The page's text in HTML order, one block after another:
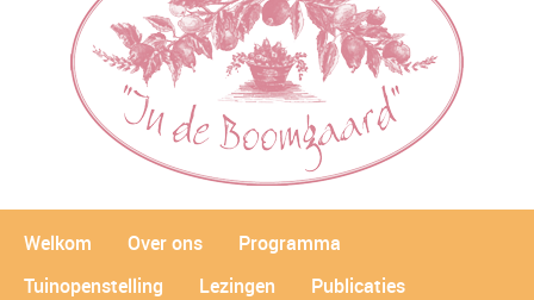
Welkom Over ons
Programma
Tuinopenstelling
Lezingen
Publicaties